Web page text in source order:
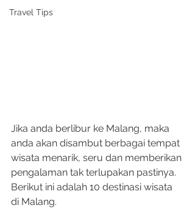
Travel Tips
Jika anda berlibur ke Malang, maka
anda akan disambut berbagai tempat
wisata menarik, seru dan memberikan
pengalaman tak terlupakan pastinya.
Berikut ini adalah 10 destinasi wisata
di Malang.